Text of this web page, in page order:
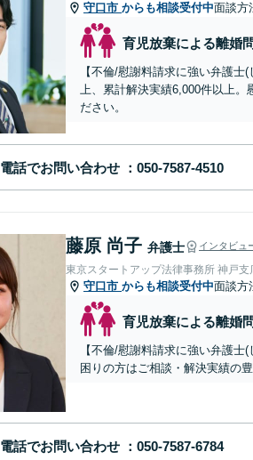
守口市 からも相談受付中面談方
育児放棄による離婚
【不倫/慰謝料請求に強い弁護
上、累計解決実績6,000件以上。
ださい。
電話でお問い合わせ
藤原 尚子 弁護士 インタビュ
東京スタートアップ法律事務所 神戸支
守口市 からも相談受付中面談方
育児放棄による離婚
【不倫/慰謝料請求に強い弁護
困りの方はご相談・解決実績の
電話でお問い合わせ